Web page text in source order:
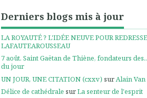
Derniers blogs mis à jour
LA ROYAUTÉ ? L'IDÉE NEUVE POUR
LAFAUTEAROUSSEAU
7 août. Saint Gaëtan de Thiène, fondateurs
du jour
UN JOUR, UNE CITATION (cxxv) sur Alain Van
Délice de cathédrale surLa senteur de l'esprit